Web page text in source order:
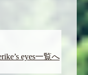
eyes一覧へ